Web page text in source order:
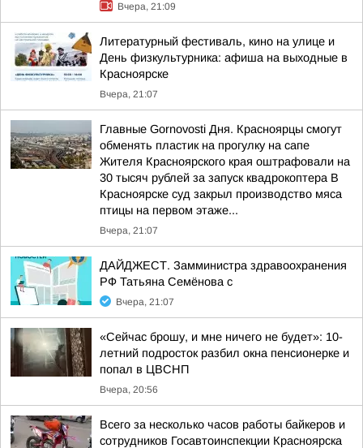
Вчера, 21:09
Литературный фестиваль, кино на улице и
День физкультурника: афиша на выходные в
Красноярске
Вчера, 21:07
Главные Gornovosti Дня. Красноярцы смогут
обменять пластик на прогулку на сапе
Жителя Красноярского края оштрафовали на
30 тысяч рублей за запуск квадрокоптера В
Красноярске суд закрыл производство мяса
птицы на первом этаже...
Вчера, 21:07
ДАЙДЖЕСТ. Замминистра здравоохранения
РФ Татьяна Семёнова с
Вчера, 21:07
«Сейчас брошу, и мне ничего не будет»: 10-
летний подросток разбил окна пенсионерке и
попал в ЦВСНП
Вчера, 20:56
Всего за несколько часов работы байкеров и
сотрудников Госавтоинспекции Красноярска